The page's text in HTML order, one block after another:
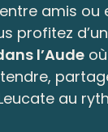
amis ou
profitez d’un
l’Audeoù
au